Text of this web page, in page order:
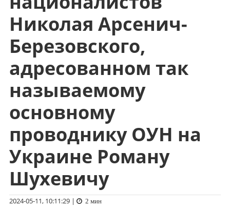
Николая Арсенич-
Березовского,
адресованном так
называемому
основному
проводнику ОУН на
Украине Роману
Шухевичу
2024-05-11, 10:11:29| 2 мин